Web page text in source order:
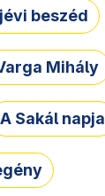
beszéd
Mihály
A Sakál napja